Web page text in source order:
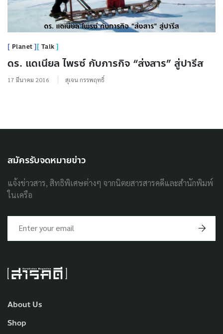
Planet Talk
ดร. แดเนียล ไพรซ์ กับภารกิจ “ส่งสาร” สู่ปารีส
17 มีนาคม 2016 สุเจน กรรพฤทธิ์
About Us
Shop
สมัครรับจดหมายข่าว
แจ้งข่าวสาร, สิทธิพิเศษต่างๆ จากนิตยสารสารคดีและสำนักพิมพ์
ในเครือ